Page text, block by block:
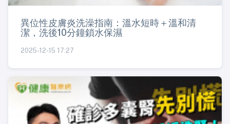
異位性皮膚炎洗澡指南：溫水短時＋溫和清
潔，洗後10分鐘鎖水保濕
2025-12-15 17:27